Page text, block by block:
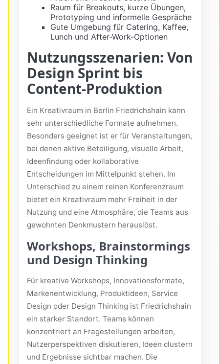
Raum für Breakouts, kurze Übungen,
Prototyping und informelle Gespräche
Gute Umgebung für Catering, Kaffee,
Lunch und After-Work-Optionen
Nutzungsszenarien: Von
Design Sprint bis
Content-Produktion
Ein Kreativraum in Berlin Friedrichshain kann
sehr unterschiedliche Formate aufnehmen.
Besonders geeignet ist er für Veranstaltungen,
bei denen aktive Beteiligung, visuelle Arbeit,
Ideenfindung oder kollaborative
Entscheidungen im Mittelpunkt stehen. Im
Unterschied zu einem reinen Konferenzraum
bietet ein Kreativraum mehr Freiheit in der
Nutzung und eine Atmosphäre, die Teams aus
gewohnten Denkmustern herauslöst.
Workshops, Brainstormings
und Design Thinking
Für kreative Workshops, Innovationsformate,
Markenentwicklung, Produktideen, Service
Design oder Design Thinking ist Friedrichshain
ein starker Standort. Teams können
konzentriert an Fragestellungen arbeiten,
Nutzerperspektiven diskutieren, Ideen clustern
und Ergebnisse sichtbar machen. Die